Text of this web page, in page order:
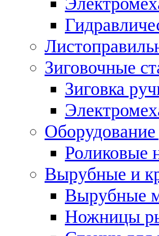
Зиговочные
Зиговка
Роликовые
Вырубные и
Вырубные
Ножницы